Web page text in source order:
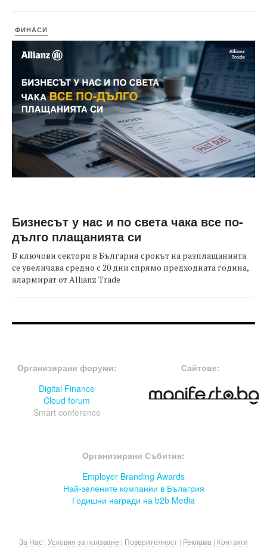
ФИНАСИ
Бизнесът у нас и по света чака все по-
дълго плащанията си
В ключови сектори в България срокът на разплащанията
се увеличава средно с 20 дни спрямо предходната година,
алармират от Allianz Trade
Организирани форуми:
Digital Finance
Cloud forum
Smart conference
Сайтове:
Организирани Събития:
Employer Branding Awards
Най-зелените компании в Бълагрия
Годишни награди на b2b Media
За Нас | Условия за ползване | Поверителност | Реклама | Контакти